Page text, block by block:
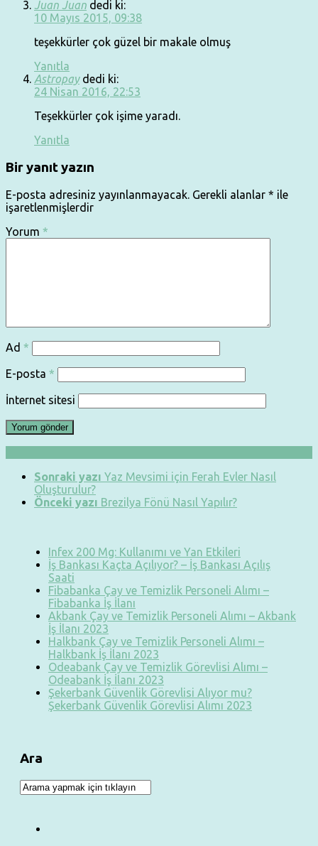
Juan Juan dedi ki:
10 Mayıs 2015, 09:38
teşekkürler çok güzel bir makale olmuş
Yanıtla
Astropay dedi ki:
24 Nisan 2016, 22:53
Teşekkürler çok işime yaradı.
Yanıtla
Bir yanıt yazın
E-posta adresiniz yayınlanmayacak. Gerekli alanlar * ile
işaretlenmişlerdir
Yorum *
Ad *
E-posta *
İnternet sitesi
Sonraki yazı Yaz Mevsimi için Ferah Evler Nasıl
Oluşturulur?
Önceki yazı Brezilya Fönü Nasıl Yapılır?
Infex 200 Mg: Kullanımı ve Yan Etkileri
İş Bankası Kaçta Açılıyor? – İş Bankası Açılış
Saati
Fibabanka Çay ve Temizlik Personeli Alımı –
Fibabanka İş İlanı
Akbank Çay ve Temizlik Personeli Alımı – Akbank
İş İlanı 2023
Halkbank Çay ve Temizlik Personeli Alımı –
Halkbank İş İlanı 2023
Odeabank Çay ve Temizlik Görevlisi Alımı –
Odeabank İş İlanı 2023
Şekerbank Güvenlik Görevlisi Alıyor mu?
Şekerbank Güvenlik Görevlisi Alımı 2023
Ara